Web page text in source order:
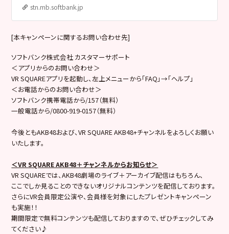
stn.mb.softbank.jp
[本キャンペーンに関するお問い合わせ先]
ソフトバンク株式会社 カスタマーサポート
＜アプリからのお問い合わせ＞
VR SQUAREアプリを起動し、左上メニューから「FAQ」→「ヘルプ」
＜お電話からのお問い合わせ＞
ソフトバンク携帯電話から/157（無料）
一般電話から/0800-919-0157（無料）
今後ともAKB48および、VR SQUARE AKB48+チャンネルをよろしくお願い
いたします。
＜VR SQUARE AKB48＋チャンネルからお知らせ＞
VR SQUAREでは、AKB48劇場のライブ＋アーカイブ配信はもちろん、
ここでしか見ることのできないオリジナルコンテンツを配信しております。
さらにVR会員限定公演や、会員様を対象にしたプレゼントキャンペーン
も実施！！
期間限定で無料コンテンツも配信しておりますので、ぜひチェックしてみ
てください♪